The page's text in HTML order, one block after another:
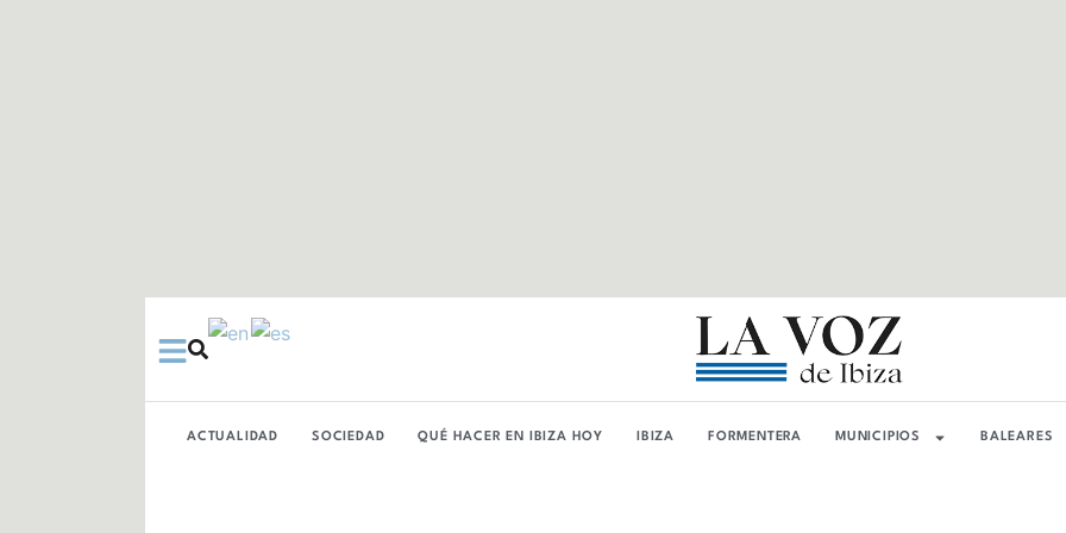
ACTUALIDAD SOCIEDAD QUÉ HACER EN IBIZA HOY IBIZA FORMENTERA MUNICIPIOS BALEARES